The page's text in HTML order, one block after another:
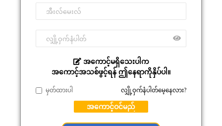
အကောင့်မရှိသေးပါက
အကောင့်အသစ်ဖွင့်ရန် ဤနေရာကိုနှိပ်ပါ။
မှတ်ထားပါ လျှို့ဝှက်နံပါတ်မေ့နေလား?
အကောင့်ဝင်မည်